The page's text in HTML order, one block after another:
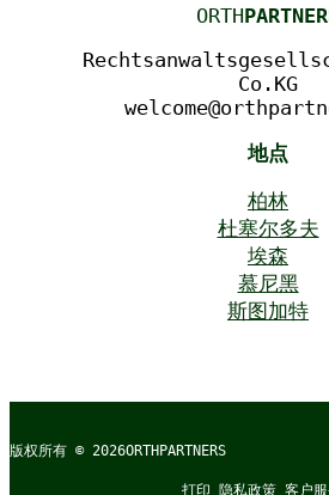
ORTH
Co.KG
地点
柏林
杜塞尔多夫
埃森
慕尼黑
斯图加特
版权所有 © 2026ORTHPARTNERS
打印 隐私政策 客户